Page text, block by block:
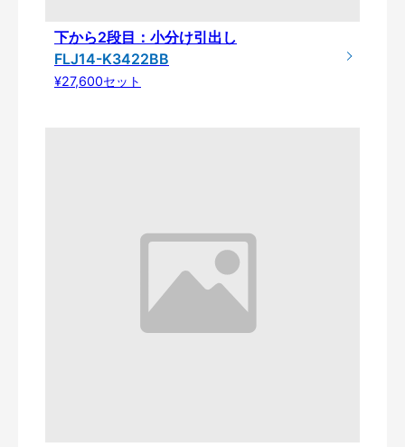
下から2段目：小分け引出し
FLJ14-K3422BB
¥27,600セット